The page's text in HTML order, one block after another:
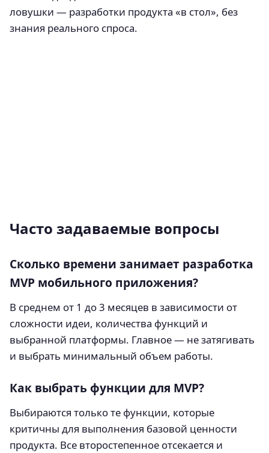
ловушки — разработки продукта «в стол», без
знания реального спроса.
Часто задаваемые вопросы
Сколько времени занимает разработка
MVP мобильного приложения?
В среднем от 1 до 3 месяцев в зависимости от
сложности идеи, количества функций и
выбранной платформы. Главное — не затягивать
и выбрать минимальный объем работы.
Как выбрать функции для MVP?
Выбираются только те функции, которые
критичны для выполнения базовой ценности
продукта. Все второстепенное отсекается и